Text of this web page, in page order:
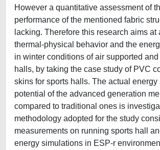
However a quantitative assessment of
performance of the mentioned fabric
lacking. Therefore this research aims at
thermal-physical behavior and the
in winter conditions of air supported
halls, by taking the case study of PVC
skins for sports halls. The actual energy
potential of the advanced generation
compared to traditional ones is
methodology adopted for the study
measurements on running sports hall
energy simulations in ESP-r